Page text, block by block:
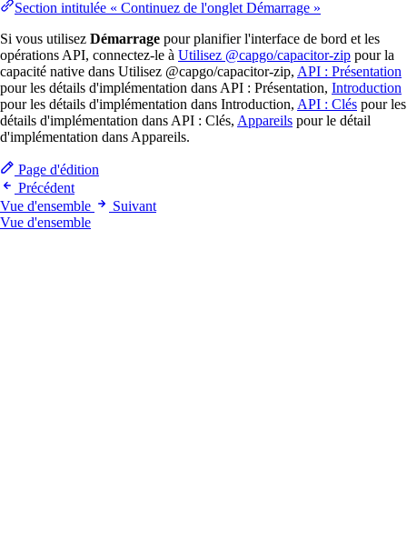
Section intitulée « Continuez de l'onglet Démarrage »
Si vous utilisez Démarrage pour planifier l'interface de bord et les
opérations API, connectez-le à Utilisez @capgo/capacitor-zip pour la
capacité native dans Utilisez @capgo/capacitor-zip, API : Présentation
pour les détails d'implémentation dans API : Présentation, Introduction
pour les détails d'implémentation dans Introduction, API : Clés pour les
détails d'implémentation dans API : Clés, Appareils pour le détail
d'implémentation dans Appareils.
Page d'édition
Précédent
Vue d'ensemble
Suivant
Vue d'ensemble